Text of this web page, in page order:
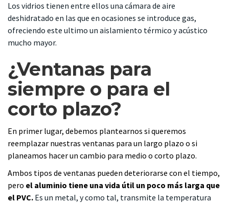
Los vidrios tienen entre ellos una cámara de aire
deshidratado en las que en ocasiones se introduce gas,
ofreciendo este ultimo un aislamiento térmico y acústico
mucho mayor.
¿Ventanas para
siempre o para el
corto plazo?
En primer lugar, debemos plantearnos si queremos
reemplazar nuestras ventanas para un largo plazo o si
planeamos hacer un cambio para medio o corto plazo.
Ambos tipos de ventanas pueden deteriorarse con el tiempo,
pero el aluminio tiene una vida útil un poco más larga que
el PVC. Es un metal, y como tal, transmite la temperatura